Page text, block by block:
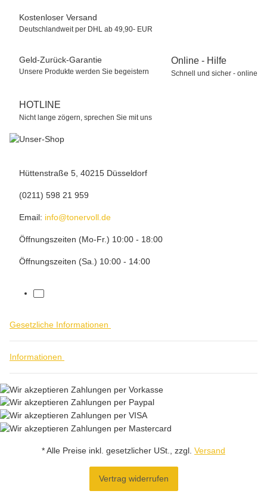
Kostenloser Versand
Deutschlandweit per DHL ab 49,90- EUR
Geld-Zurück-Garantie
Unsere Produkte werden Sie begeistern
Online - Hilfe
Schnell und sicher - online
HOTLINE
Nicht lange zögern, sprechen Sie mit uns
Hüttenstraße 5, 40215 Düsseldorf
(0211) 598 21 959
Email: info@tonervoll.de
Öffnungszeiten (Mo-Fr.) 10:00 - 18:00
Öffnungszeiten (Sa.) 10:00 - 14:00
facebook
Gesetzliche Informationen
Informationen
* Alle Preise inkl. gesetzlicher USt., zzgl. Versand
Vertrag widerrufen